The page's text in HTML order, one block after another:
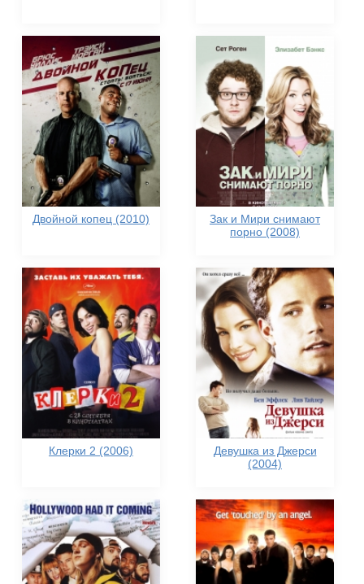
Двойной копец (2010)
Зак и Мири снимают
порно (2008)
Клерки 2 (2006)
Девушка из Джерси
(2004)